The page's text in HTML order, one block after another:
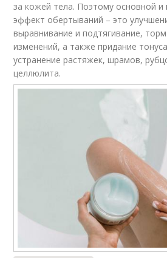
за кожей тела. Поэтому основной
эффект обертываний – это
выравнивание и подтягивание,
изменений, а также придание
устранение растяжек, шрамов,
целлюлита.